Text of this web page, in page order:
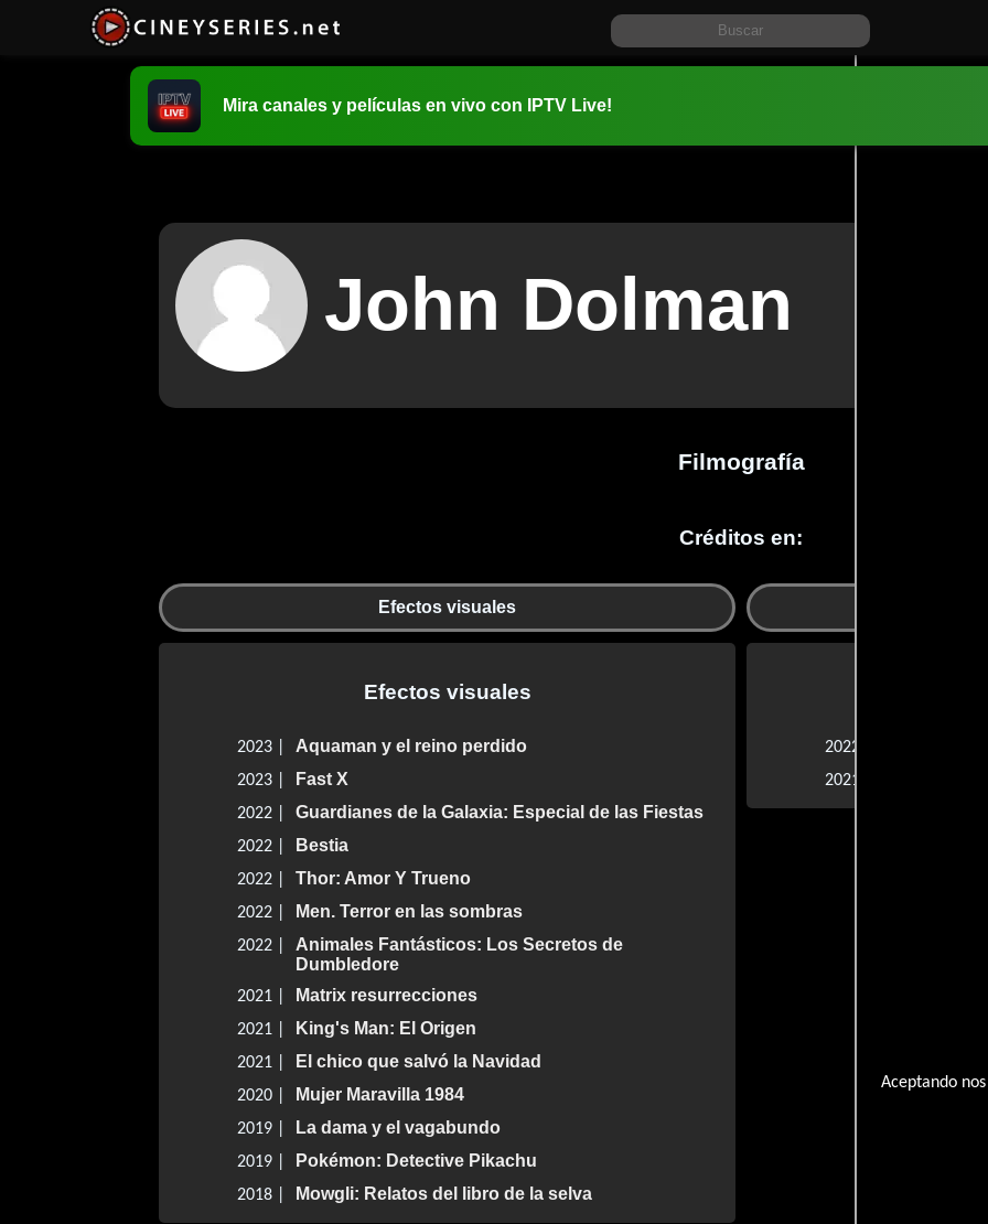
Aceptando
Mira canales y películas en vivo con IPTV Live!
John Dolman
Filmografía
Créditos en:
Efectos visuales
Efectos visuales
2023 | Aquaman y el reino perdido
2023 | Fast X
2022 | Guardianes de la Galaxia: Especial de las Fiestas
2022 | Bestia
2022 | Thor: Amor Y Trueno
2022 | Men. Terror en las sombras
2022 |
Animales Fantásticos: Los Secretos de
Dumbledore
2021 | Matrix resurrecciones
2021 | King's Man: El Origen
2021 | El chico que salvó la Navidad
2020 | Mujer Maravilla 1984
2019 | La dama y el vagabundo
2019 | Pokémon: Detective Pikachu
2018 | Mowgli: Relatos del libro de la selva
2022 |
2021 |